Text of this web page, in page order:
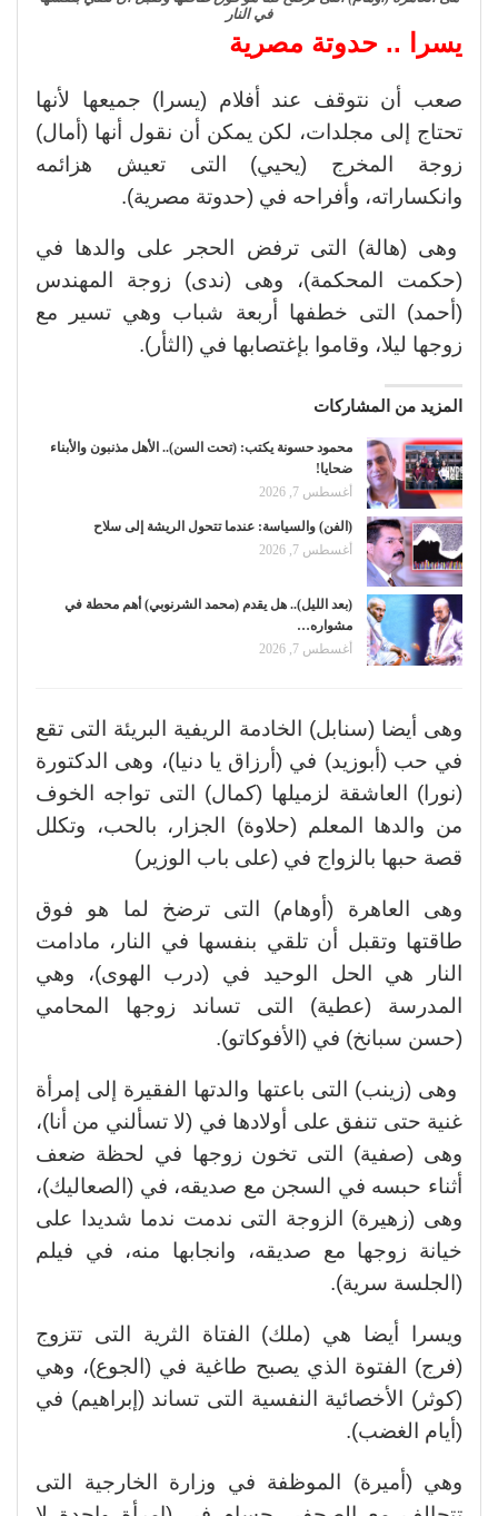
في النار
يسرا .. حدوتة مصرية
صعب أن نتوقف عند أفلام (يسرا) جميعها لأنها
تحتاج إلى مجلدات، لكن يمكن أن نقول أنها (أمال)
زوجة المخرج (يحيي) التى تعيش هزائمه
وانكساراته، وأفراحه في (حدوتة مصرية).
وهى (هالة) التى ترفض الحجر على والدها في
(حكمت المحكمة)، وهى (ندى) زوجة المهندس
(أحمد) التى خطفها أربعة شباب وهي تسير مع
زوجها ليلا، وقاموا بإغتصابها في (الثأر).
المزيد من المشاركات
محمود حسونة يكتب: (تحت السن).. الأهل مذنبون والأبناء
ضحايا!
أغسطس 7, 2026
(الفن) والسياسة: عندما تتحول الريشة إلى سلاح
أغسطس 7, 2026
(بعد الليل).. هل يقدم (محمد الشرنوبي) أهم محطة في
مشواره…
أغسطس 7, 2026
وهى أيضا (سنابل) الخادمة الريفية البريئة التى تقع
في حب (أبوزيد) في (أرزاق يا دنيا)، وهى الدكتورة
(نورا) العاشقة لزميلها (كمال) التى تواجه الخوف
من والدها المعلم (حلاوة) الجزار، بالحب، وتكلل
قصة حبها بالزواج في (على باب الوزير)
وهى العاهرة (أوهام) التى ترضخ لما هو فوق
طاقتها وتقبل أن تلقي بنفسها في النار، مادامت
النار هي الحل الوحيد في (درب الهوى)، وهي
المدرسة (عطية) التى تساند زوجها المحامي
(حسن سبانخ) في (الأفوكاتو).
وهى (زينب) التى باعتها والدتها الفقيرة إلى إمرأة
غنية حتى تنفق على أولادها في (لا تسألني من أنا)،
وهى (صفية) التى تخون زوجها في لحظة ضعف
أثناء حبسه في السجن مع صديقه، في (الصعاليك)،
وهى (زهيرة) الزوجة التى ندمت ندما شديدا على
خيانة زوجها مع صديقه، وانجابها منه، في فيلم
(الجلسة سرية).
ويسرا أيضا هي (ملك) الفتاة الثرية التى تتزوج
(فرج) الفتوة الذي يصبح طاغية في (الجوع)، وهي
(كوثر) الأخصائية النفسية التى تساند (إبراهيم) في
(أيام الغضب).
وهي (أميرة) الموظفة في وزارة الخارجية التى